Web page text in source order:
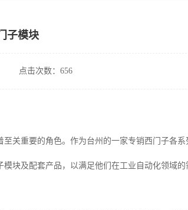
子模块
点击次数：656
关重要的角色。作为台州的一家专销西门子各系
块及配套产品，以满足他们在工业自动化领域的